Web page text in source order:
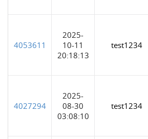
4053611
2025-
10-11
20:18:13
test1234
4027294
2025-
08-30
03:08:10
test1234